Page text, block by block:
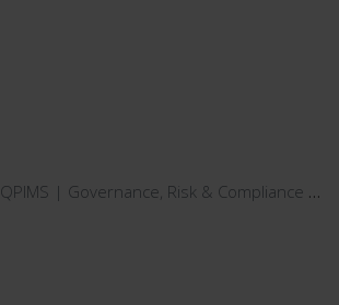
QPIMS | Governance, Risk & Compliance